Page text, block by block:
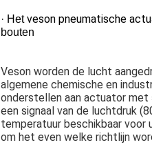
· Hetveson pneumatische
bouten
Veson worden de lucht
algemene chemische en
onderstellen aan actuator
een signaal van de luchtdruk
temperatuur beschikbaar
om het even welke richtlijn